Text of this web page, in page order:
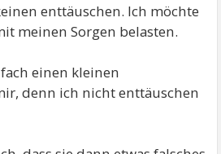
enttäuschen. Ich möchte
meinen Sorgen belasten.
einen kleinen
denn ich nicht enttäuschen